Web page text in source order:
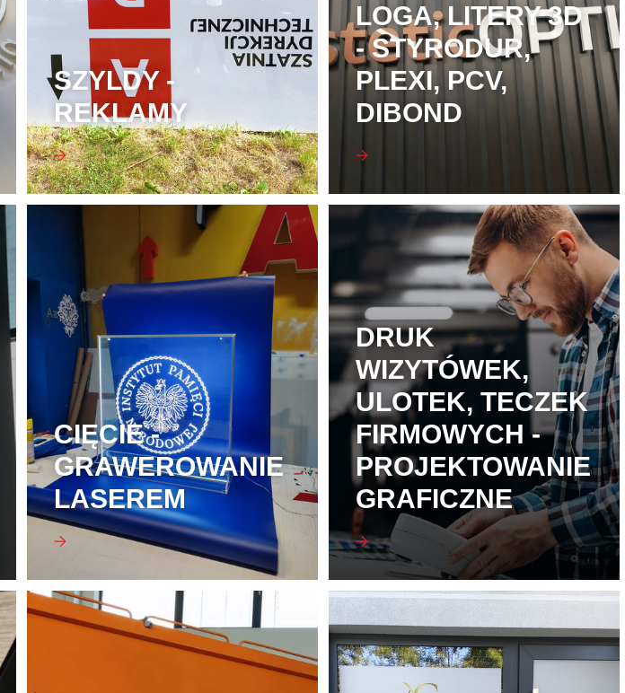
SZYLDY -
REKLAMY
LOGA, LITERY 3D
- STYRODUR,
PLEXI, PCV,
DIBOND
CIĘCIE -
GRAWEROWANIE
LASEREM
DRUK
WIZYTÓWEK,
ULOTEK, TECZEK
FIRMOWYCH -
PROJEKTOWANIE
GRAFICZNE